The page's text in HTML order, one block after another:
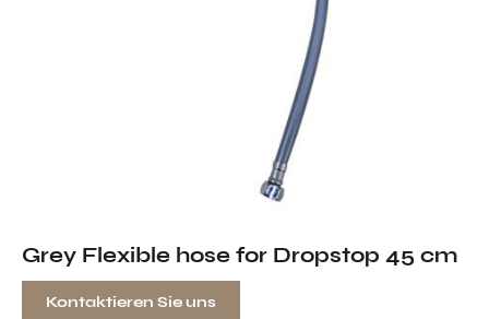
Grey Flexible hose for Dropstop 45 cm
Kontaktieren Sie uns